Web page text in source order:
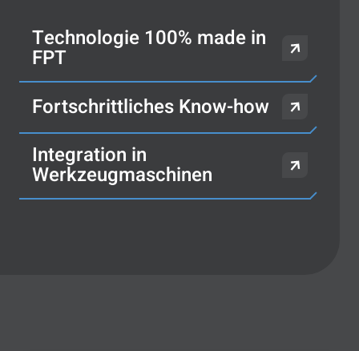
Technologie 100% made in
FPT
Fortschrittliches Know-how
Integration in
Werkzeugmaschinen